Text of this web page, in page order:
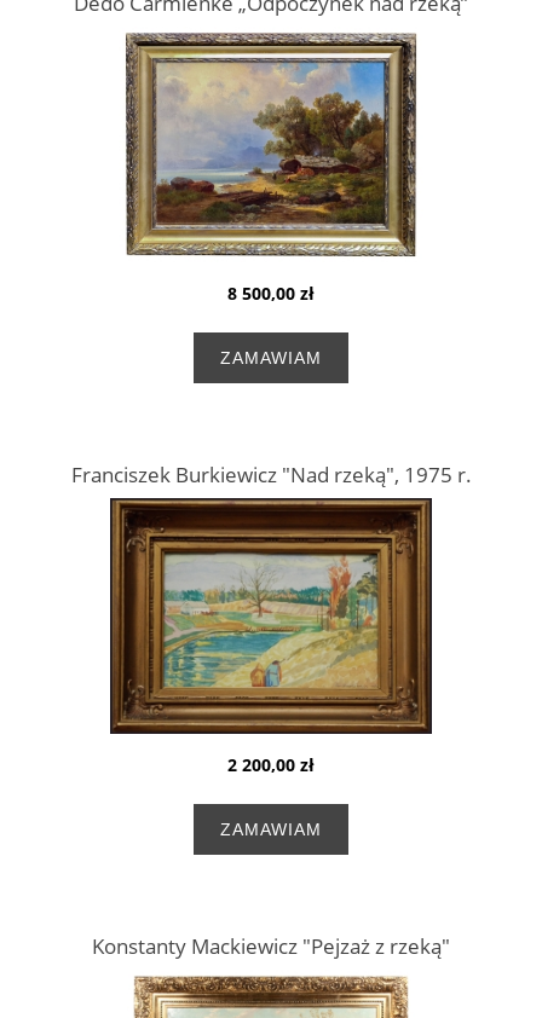
8 500,00 zł
ZAMAWIAM
Franciszek Burkiewicz "Nad rzeką", 1975 r.
2 200,00 zł
ZAMAWIAM
Konstanty Mackiewicz "Pejzaż z rzeką"